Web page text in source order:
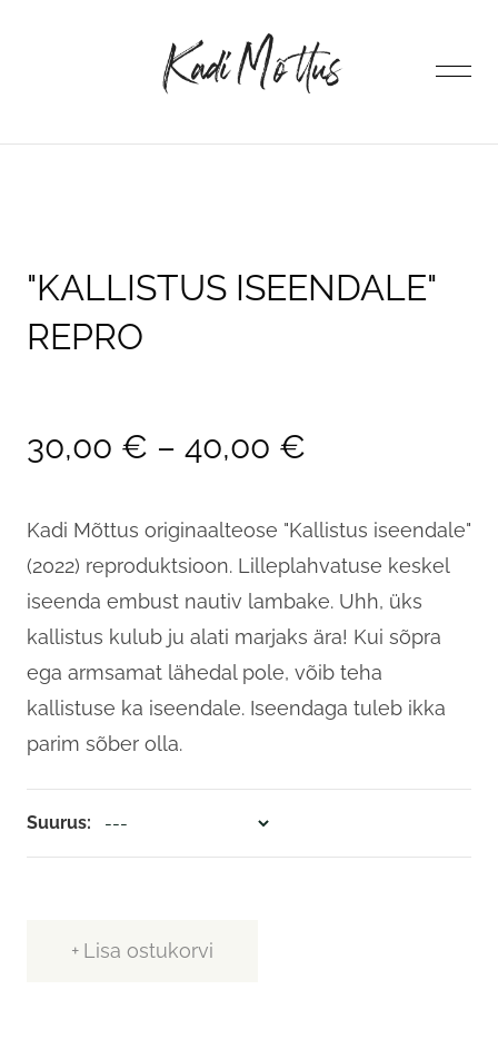
Vaata ostukorvi
AUTORIST
KONTAKT
"KALLISTUS ISEENDALE"
REPRO
30,00 € – 40,00 €
Kadi Mõttus originaalteose "Kallistus iseendale"
(2022) reproduktsioon. Lilleplahvatuse keskel
iseenda embust nautiv lambake. Uhh, üks
kallistus kulub ju alati marjaks ära! Kui sõpra
ega armsamat lähedal pole, võib teha
kallistuse ka iseendale. Iseendaga tuleb ikka
parim sõber olla.
Suurus
Lisa ostukorvi